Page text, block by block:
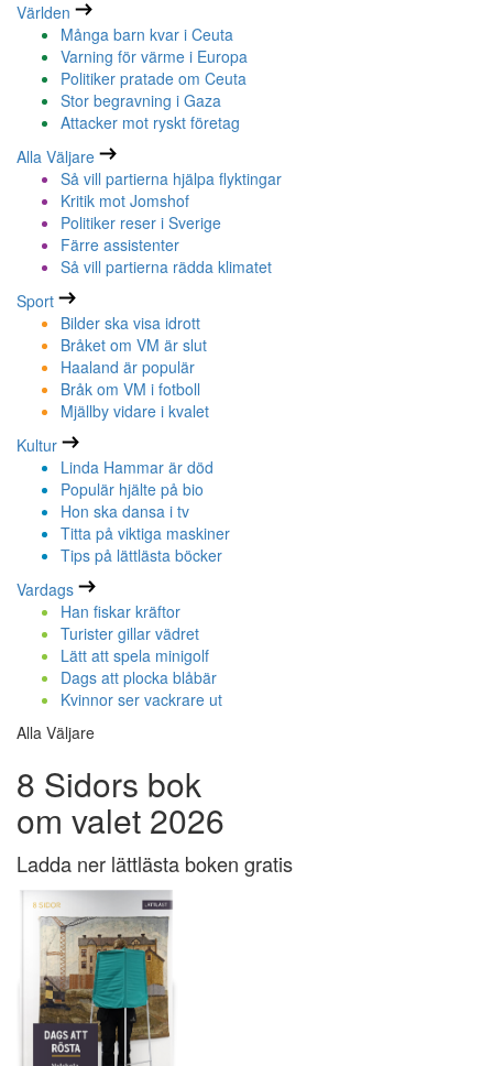
Världen
Många barn kvar i Ceuta
Varning för värme i Europa
Politiker pratade om Ceuta
Stor begravning i Gaza
Attacker mot ryskt företag
Alla Väljare
Så vill partierna hjälpa flyktingar
Kritik mot Jomshof
Politiker reser i Sverige
Färre assistenter
Så vill partierna rädda klimatet
Sport
Bilder ska visa idrott
Bråket om VM är slut
Haaland är populär
Bråk om VM i fotboll
Mjällby vidare i kvalet
Kultur
Linda Hammar är död
Populär hjälte på bio
Hon ska dansa i tv
Titta på viktiga maskiner
Tips på lättlästa böcker
Vardags
Han fiskar kräftor
Turister gillar vädret
Lätt att spela minigolf
Dags att plocka blåbär
Kvinnor ser vackrare ut
Alla Väljare
8 Sidors bok
om valet 2026
Ladda ner lättlästa boken gratis